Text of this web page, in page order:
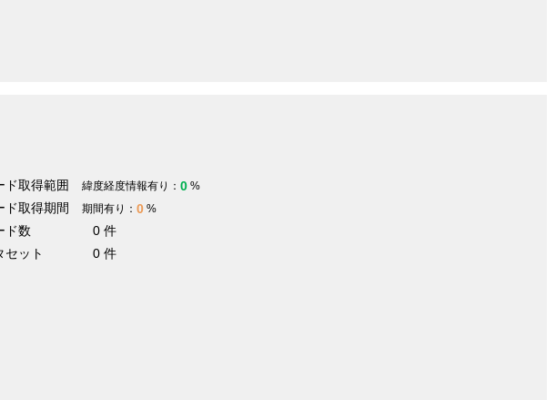
ド取得範囲 緯度経度情報有り： 0 %
ド取得期間 期間有り： 0 %
ド数
0 件
セット
0 件